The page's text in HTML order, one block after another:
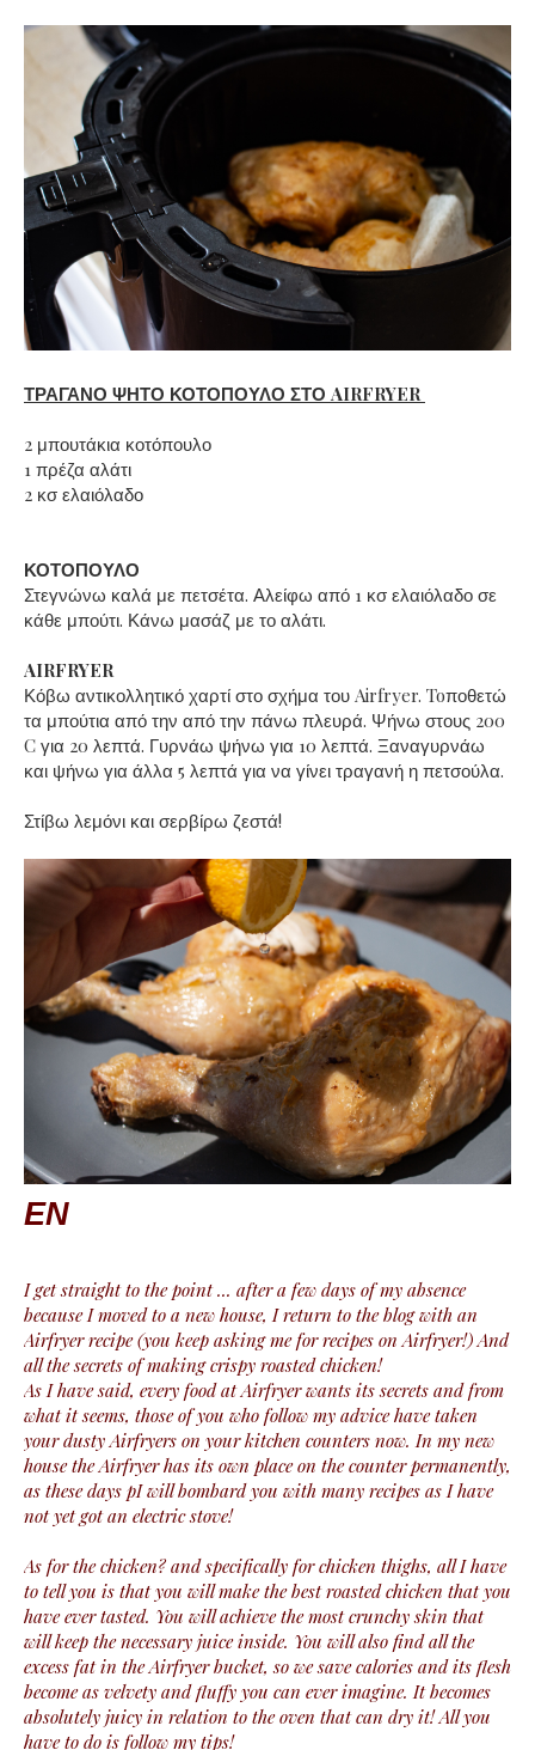
ΤΡΑΓΑΝΟ ΨΗΤΟ ΚΟΤΟΠΟΥΛΟ ΣΤΟ AIRFRYER
2 μπουτάκια κοτόπουλο
1 πρέζα αλάτι
2 κσ ελαιόλαδο
ΚΟΤΟΠΟΥΛΟ
Στεγνώνω καλά με πετσέτα. Αλείφω από 1 κσ ελαιόλαδο σε
κάθε μπούτι. Κάνω μασάζ με το αλάτι.
AIRFRYER
Κόβω αντικολλητικό χαρτί στο σχήμα του Airfryer. Toποθετώ
τα μπούτια από την από την πάνω πλευρά. Ψήνω στους 200
C για 20 λεπτά. Γυρνάω ψήνω για 10 λεπτά. Ξαναγυρνάω
και ψήνω για άλλα 5 λεπτά για να γίνει τραγανή η πετσούλα.
Στίβω λεμόνι και σερβίρω ζεστά!
ΕΝ
I get straight to the point ... after a few days of my absence
because I moved to a new house, I return to the blog with an
Airfryer recipe (you keep asking me for recipes on Airfryer!) And
all the secrets of making crispy roasted chicken!
As I have said, every food at Airfryer wants its secrets and from
what it seems, those of you who follow my advice have taken
your dusty Airfryers on your kitchen counters now. In my new
house the Airfryer has its own place on the counter permanently,
as these days pI will bombard you with many recipes as I have
not yet got an electric stove!
As for the chicken? and specifically for chicken thighs, all I have
to tell you is that you will make the best roasted chicken that you
have ever tasted. You will achieve the most crunchy skin that
will keep the necessary juice inside. You will also find all the
excess fat in the Airfryer bucket, so we save calories and its flesh
become as velvety and fluffy you can ever imagine. It becomes
absolutely juicy in relation to the oven that can dry it! All you
have to do is follow my tips!